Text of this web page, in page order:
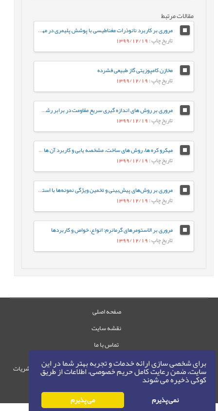
برای شخصی سازی ارائه خدمات و تجربه بهتر شما در این
سایت، ضمن رعایت کامل حریم خصوصی، اطلاعات از طریق
کوکی ذخیره می شوند
نمی پذیرم می پذیرم
مقالات مرتبط
مروری بر کاربرد نانوذرات مغناطیسی با پوشش پلیمری در مهندسی بافت
تاریخ چاپ: 1399/12/19
مخازن کامپوزیتی گاز طبیعی فشرده
تاریخ چاپ: 1399/12/19
مروری بر روش های اندازه گیری سریع مقاومت در برابر رشد آهسته ترک پلی اتیلن سنگین
تاریخ چاپ: 1399/12/19
میکرو کره ها، روش های ساخت، مشخصه يابی و کاربرد آن ها در دارورسانی
تاریخ چاپ: 1399/12/19
مروری بر روش‌های پیش‌بینی و تخمین ویژگی نمونه‌ها با استفاده از روش‌های تجزیه‌ای و الگوریتم‌های یادگیری ماشین
تاریخ چاپ: 1399/12/19
مروری بر الاستومرهای گرمانرم: انواع، خواص و کاربردها
تاریخ چاپ: 1399/12/19
صفحه اصلی
نقشه سایت
تماس با ما
حقوق این وب‌سایت متعلق به سامانه مدیریت نشریات
رایمگ است.
حق نشر©
1405-1396